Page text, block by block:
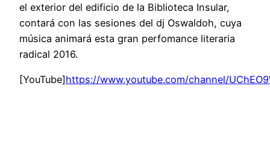
el exterior del edificio de la Biblioteca Insular,
contará con las sesiones del dj Oswaldoh, cuya
música animará esta gran perfomance literaria
radical 2016.
[YouTube]https://www.youtube.com/channel/